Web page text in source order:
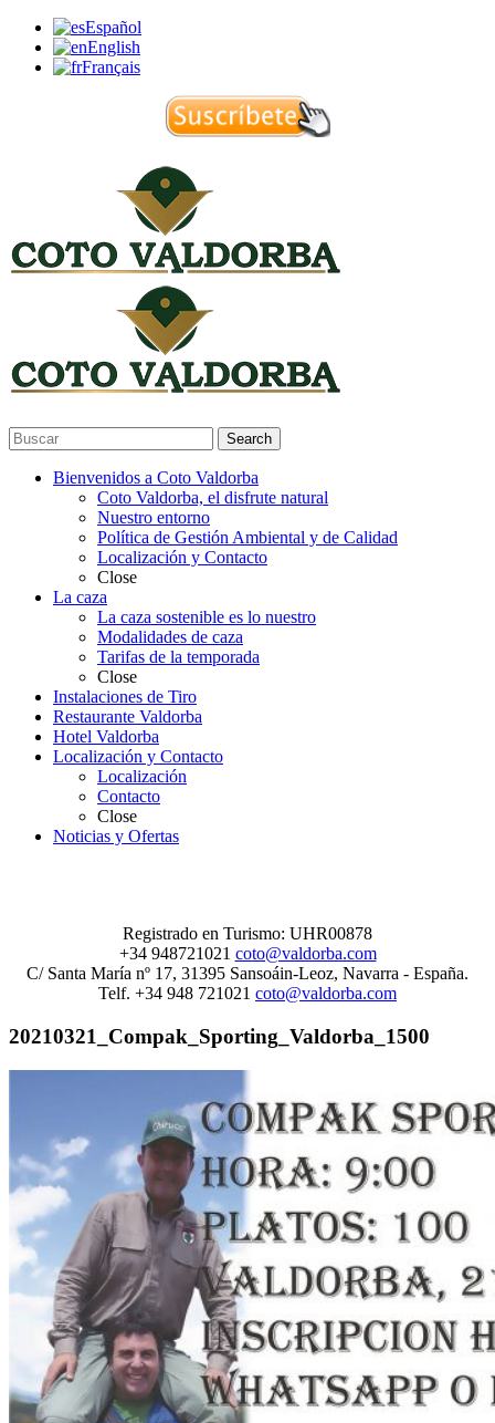
Español
English
Français
Search
Bienvenidos a Coto Valdorba
Coto Valdorba, el disfrute natural
Nuestro entorno
Política de Gestión Ambiental y de Calidad
Localización y Contacto
Close
La caza
La caza sostenible es lo nuestro
Modalidades de caza
Tarifas de la temporada
Close
Instalaciones de Tiro
Restaurante Valdorba
Hotel Valdorba
Localización y Contacto
Localización
Contacto
Close
Noticias y Ofertas
Registrado en Turismo: UHR00878
+34 948721021 coto@valdorba.com
C/ Santa María nº 17, 31395 Sansoáin-Leoz, Navarra - España.
Telf. +34 948 721021 coto@valdorba.com
20210321_Compak_Sporting_Valdorba_1500